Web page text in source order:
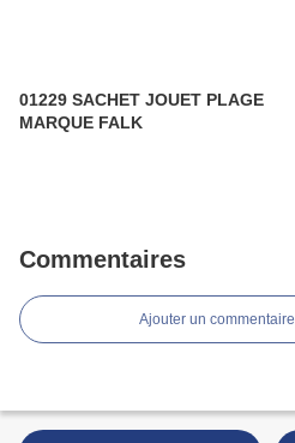
01229 SACHET JOUET PLAGE
MARQUE FALK
Commentaires
Ajouter un commentaire